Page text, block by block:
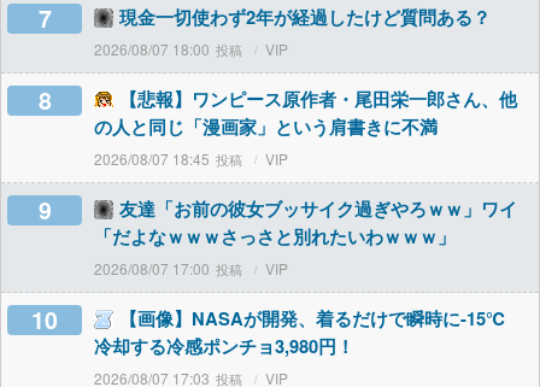
7 現金一切使わず2年が経過したけど質問ある？
2026/08/07 18:00 VIP
8
【悲報】ワンピース原作者・尾田栄一郎さん、他
の人と同じ「漫画家」という肩書きに不満
2026/08/07 18:45 VIP
9
友達「お前の彼女ブッサイク過ぎやろｗｗ」ワイ
「だよなｗｗｗさっさと別れたいわｗｗｗ」
2026/08/07 17:00 VIP
10
【画像】NASAが開発、着るだけで瞬時に-15℃
冷却する冷感ポンチョ3,980円！
2026/08/07 17:03 VIP